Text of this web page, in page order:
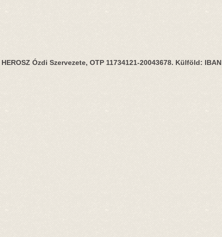
HEROSZ Ózdi Szervezete, OTP 11734121-20043678. Külföld: